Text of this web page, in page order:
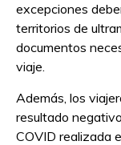
excepciones
territorios de
documentos
viaje.
Además, los
resultado
COVID realizada